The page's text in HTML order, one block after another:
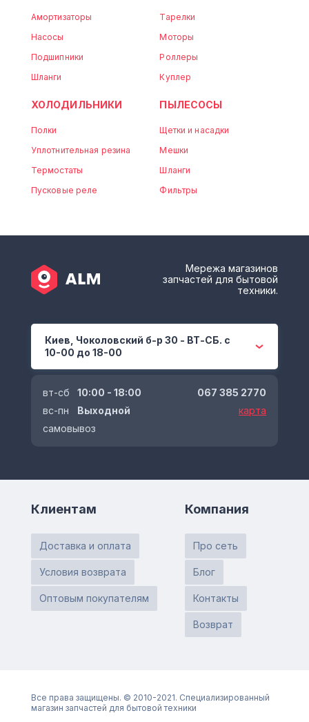
Амортизаторы
Насосы
Подшипники
Шланги
Тарелки
Моторы
Роллеры
Куплер
ХОЛОДИЛЬНИКИ
Полки
Уплотнительная резина
Термостаты
Пусковые реле
ПЫЛЕСОСЫ
Щетки и насадки
Мешки
Шланги
Фильтры
Мережа магазинов
запчастей для бытовой
техники.
Киев, Чоколовский б-р 30 - ВТ-СБ. с
10-00 до 18-00
вт-сб
10:00 - 18:00
вс-пн
Выходной
самовывоз
067 385 2770
карта
Клиентам
Доставка и оплата
Условия возврата
Оптовым покупателям
Компания
Про сеть
Блог
Контакты
Возврат
Все права защищены. © 2010-2021. Специализированный
магазин запчастей для бытовой техники